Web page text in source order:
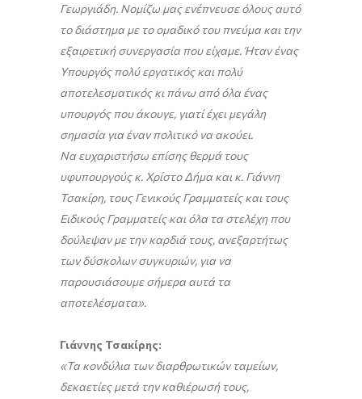
Γεωργιάδη. Νομίζω μας ενέπνευσε όλους αυτό
το διάστημα με το ομαδικό του πνεύμα και την
εξαιρετική συνεργασία που είχαμε. Ήταν ένας
Υπουργός πολύ εργατικός και πολύ
αποτελεσματικός κι πάνω από όλα ένας
υπουργός που άκουγε, γιατί έχει μεγάλη
σημασία για έναν πολιτικό να ακούει.
Να ευχαριστήσω επίσης θερμά τους
υφυπουργούς κ. Χρίστο Δήμα και κ. Γιάννη
Τσακίρη, τους Γενικούς Γραμματείς και τους
Ειδικούς Γραμματείς και όλα τα στελέχη που
δούλεψαν με την καρδιά τους, ανεξαρτήτως
των δύσκολων συγκυριών, για να
παρουσιάσουμε σήμερα αυτά τα
αποτελέσματα».
Γιάννης Τσακίρης:
«Τα κονδύλια των διαρθρωτικών ταμείων,
δεκαετίες μετά την καθιέρωσή τους,